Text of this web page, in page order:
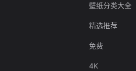
壁纸分类大全
精选推荐
免费
4K